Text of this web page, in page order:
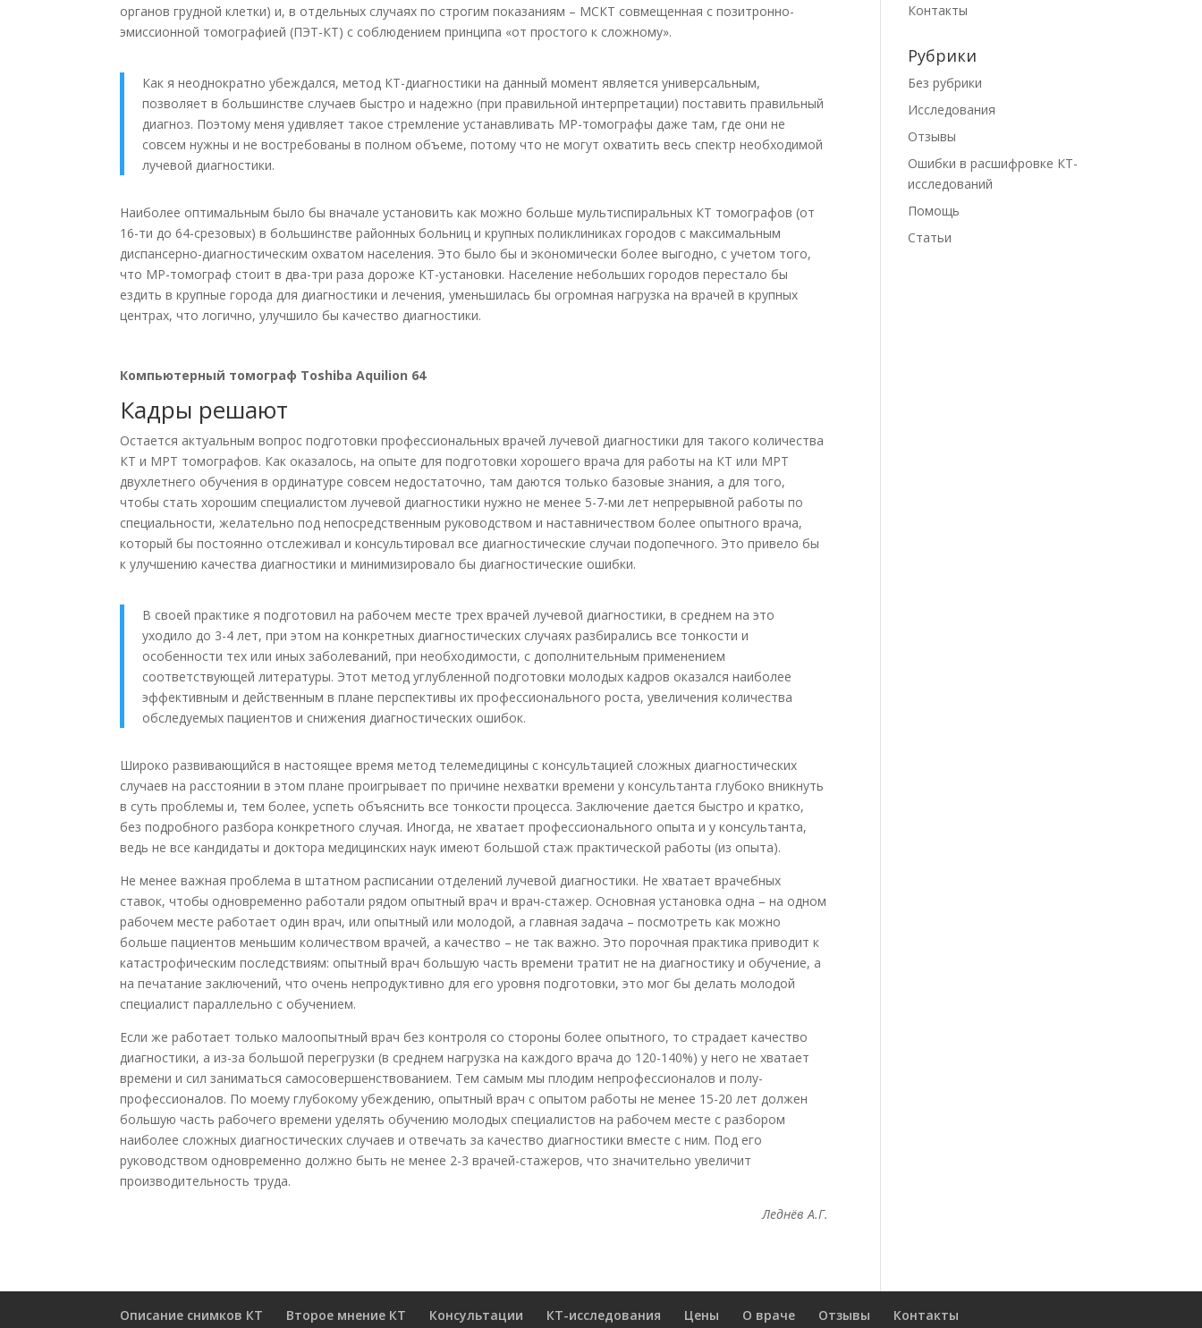
органов грудной клетки) и, в отдельных случаях по строгим показаниям – МСКТ совмещенная с позитронно-
эмиссионной томографией (ПЭТ-КТ) с соблюдением принципа «от простого к сложному».
Как я неоднократно убеждался, метод КТ-диагностики на данный момент является универсальным,
позволяет в большинстве случаев быстро и надежно (при правильной интерпретации) поставить правильный
диагноз. Поэтому меня удивляет такое стремление устанавливать МР-томографы даже там, где они не
совсем нужны и не востребованы в полном объеме, потому что не могут охватить весь спектр необходимой
лучевой диагностики.
Наиболее оптимальным было бы вначале установить как можно больше мультиспиральных КТ томографов (от
16-ти до 64-срезовых) в большинстве районных больниц и крупных поликлиниках городов с максимальным
диспансерно-диагностическим охватом населения. Это было бы и экономически более выгодно, с учетом того,
что МР-томограф стоит в два-три раза дороже КТ-установки. Население небольших городов перестало бы
ездить в крупные города для диагностики и лечения, уменьшилась бы огромная нагрузка на врачей в крупных
центрах, что логично, улучшило бы качество диагностики.
Компьютерный томограф Toshiba Aquilion 64
Кадры решают
Остается актуальным вопрос подготовки профессиональных врачей лучевой диагностики для такого количества
КТ и МРТ томографов. Как оказалось, на опыте для подготовки хорошего врача для работы на КТ или МРТ
двухлетнего обучения в ординатуре совсем недостаточно, там даются только базовые знания, а для того,
чтобы стать хорошим специалистом лучевой диагностики нужно не менее 5-7-ми лет непрерывной работы по
специальности, желательно под непосредственным руководством и наставничеством более опытного врача,
который бы постоянно отслеживал и консультировал все диагностические случаи подопечного. Это привело бы
к улучшению качества диагностики и минимизировало бы диагностические ошибки.
В своей практике я подготовил на рабочем месте трех врачей лучевой диагностики, в среднем на это
уходило до 3-4 лет, при этом на конкретных диагностических случаях разбирались все тонкости и
особенности тех или иных заболеваний, при необходимости, с дополнительным применением
соответствующей литературы. Этот метод углубленной подготовки молодых кадров оказался наиболее
эффективным и действенным в плане перспективы их профессионального роста, увеличения количества
обследуемых пациентов и снижения диагностических ошибок.
Широко развивающийся в настоящее время метод телемедицины с консультацией сложных диагностических
случаев на расстоянии в этом плане проигрывает по причине нехватки времени у консультанта глубоко вникнуть
в суть проблемы и, тем более, успеть объяснить все тонкости процесса. Заключение дается быстро и кратко,
без подробного разбора конкретного случая. Иногда, не хватает профессионального опыта и у консультанта,
ведь не все кандидаты и доктора медицинских наук имеют большой стаж практической работы (из опыта).
Не менее важная проблема в штатном расписании отделений лучевой диагностики. Не хватает врачебных
ставок, чтобы одновременно работали рядом опытный врач и врач-стажер. Основная установка одна – на одном
рабочем месте работает один врач, или опытный или молодой, а главная задача – посмотреть как можно
больше пациентов меньшим количеством врачей, а качество – не так важно. Это порочная практика приводит к
катастрофическим последствиям: опытный врач большую часть времени тратит не на диагностику и обучение, а
на печатание заключений, что очень непродуктивно для его уровня подготовки, это мог бы делать молодой
специалист параллельно с обучением.
Если же работает только малоопытный врач без контроля со стороны более опытного, то страдает качество
диагностики, а из-за большой перегрузки (в среднем нагрузка на каждого врача до 120-140%) у него не хватает
времени и сил заниматься самосовершенствованием. Тем самым мы плодим непрофессионалов и полу-
профессионалов. По моему глубокому убеждению, опытный врач с опытом работы не менее 15-20 лет должен
большую часть рабочего времени уделять обучению молодых специалистов на рабочем месте с разбором
наиболее сложных диагностических случаев и отвечать за качество диагностики вместе с ним. Под его
руководством одновременно должно быть не менее 2-3 врачей-стажеров, что значительно увеличит
производительность труда.
Леднёв А.Г.
Контакты
Рубрики
Без рубрики
Исследования
Отзывы
Ошибки в расшифровке КТ-
исследований
Помощь
Статьи
Описание снимков КТ Второе мнение КТ Консультации КТ-исследования Цены О враче Отзывы Контакты